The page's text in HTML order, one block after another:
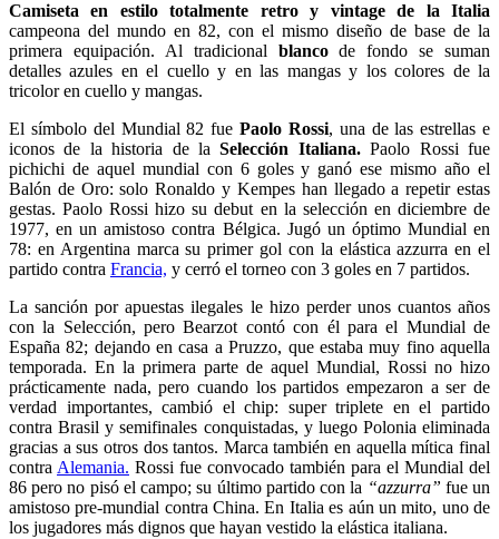
Camiseta en estilo totalmente retro y vintage de la Italia
campeona del mundo en 82, con el mismo diseño de base de la
primera equipación. Al tradicional blancode fondo se suman
detalles azules en el cuello y en las mangas y los colores de la
tricolor en cuello y mangas.
El símbolo del Mundial 82 fue Paolo Rossi, una de las estrellas e
iconos de la historia de laSelección Italiana.Paolo Rossi fue
pichichi de aquel mundial con 6 goles y ganó ese mismo año el
Balón de Oro: solo Ronaldo y Kempes han llegado a repetir estas
gestas. Paolo Rossi hizo su debut en la selección en diciembre de
1977, en un amistoso contra Bélgica. Jugó un óptimo Mundial en
78: en Argentina marca su primer gol con la elástica azzurra en el
partido contra Francia, y cerró el torneo con 3 goles en 7 partidos.
La sanción por apuestas ilegales le hizo perder unos cuantos años
con la Selección, pero Bearzot contó con él para el Mundial de
España 82; dejando en casa a Pruzzo, que estaba muy fino aquella
temporada. En la primera parte de aquel Mundial, Rossi no hizo
prácticamente nada, pero cuando los partidos empezaron a ser de
verdad importantes, cambió el chip: super triplete en el partido
contra Brasil y semifinales conquistadas, y luego Polonia eliminada
gracias a sus otros dos tantos. Marca también en aquella mítica final
contra Alemania. Rossi fue convocado también para el Mundial del
86 pero no pisó el campo; su último partido con la “azzurra” fue un
amistoso pre-mundial contra China. En Italia es aún un mito, uno de
los jugadores más dignos que hayan vestido la elástica italiana.